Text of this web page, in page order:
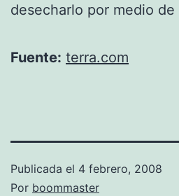
desecharlo por medio de
Fuente: terra.com
Publicada el 4 febrero, 2008
Por boommaster